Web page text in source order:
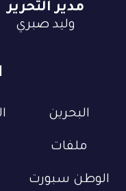
البحرين
ملفات
الوطن سبورت
مدير التحرير
وليد صبري